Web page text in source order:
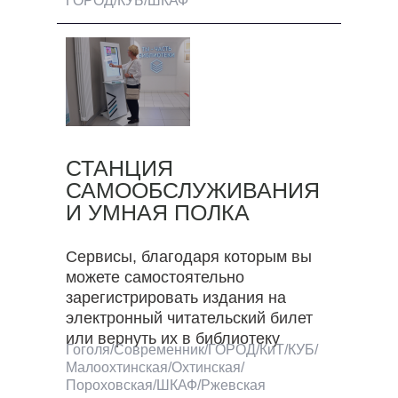
Сервисы, благодаря которым вы
можете самостоятельно
зарегистрировать издания на
электронный читательский билет
или вернуть их в библиотеку
СТАНЦИЯ
САМООБСЛУЖИВАНИЯ
И УМНАЯ ПОЛКА
Гоголя/Современник/ГОРОД/КиТ/КУБ/
Малоохтинская/Охтинская/
Пороховская/ШКАФ/Ржевская